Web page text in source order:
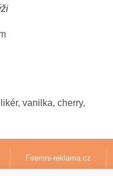
vanilka, cherry,
Firemni-reklama.cz